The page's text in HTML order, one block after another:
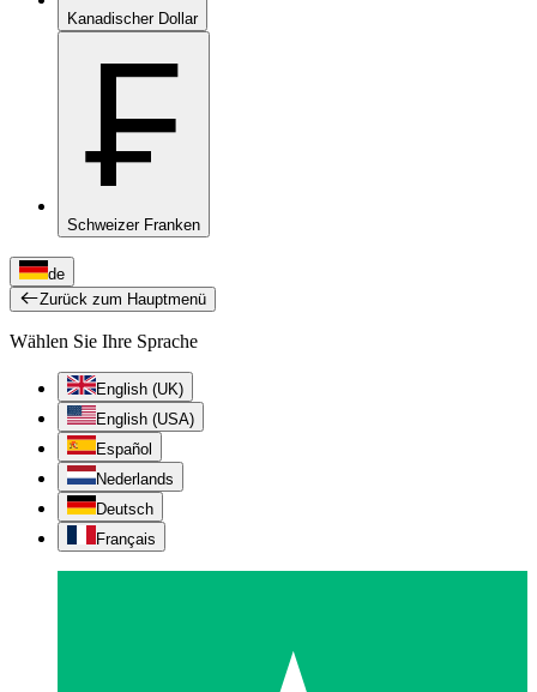
Kanadischer Dollar
₣
Schweizer Franken
de
Zurück zum Hauptmenü
Wählen Sie Ihre Sprache
English (UK)
English (USA)
Español
Nederlands
Deutsch
Français